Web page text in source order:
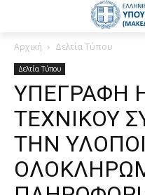
Αρχική Δελτία Τύπου
Δελτία Τύπου
ΥΠΕΓΡΑΦΗ
ΤΕΧΝΙΚΟΥ
ΤΗΝ